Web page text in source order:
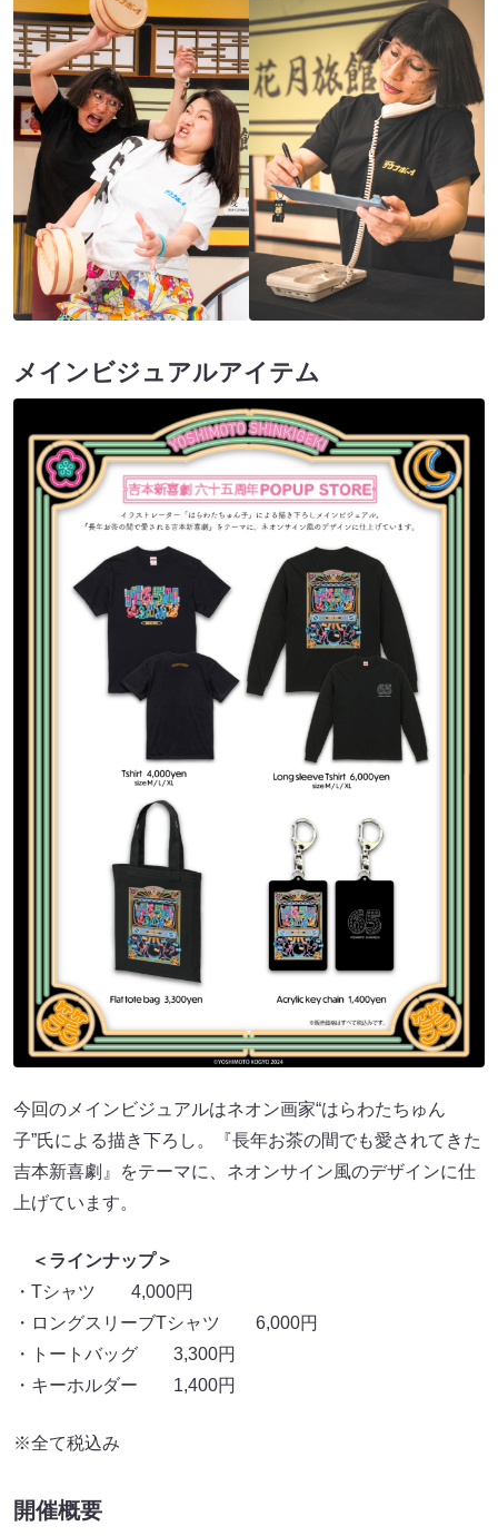
メインビジュアルアイテム
今回のメインビジュアルはネオン画家“はらわたちゅん
子”氏による描き下ろし。『長年お茶の間でも愛されてきた
吉本新喜劇』をテーマに、ネオンサイン風のデザインに仕
上げています。
＜ラインナップ＞
・Tシャツ 4,000円
・ロングスリーブTシャツ 6,000円
・トートバッグ 3,300円
・キーホルダー 1,400円
※全て税込み
開催概要